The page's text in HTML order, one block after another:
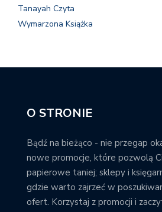
Tanayah Czyta
Wymarzona Książka
O STRONIE
Bądź na bieżąco - nie przegap
nowe promocje, które pozwolą
papierowe taniej; sklepy i
gdzie warto zajrzeć w
ofert. Korzystaj z promocji i